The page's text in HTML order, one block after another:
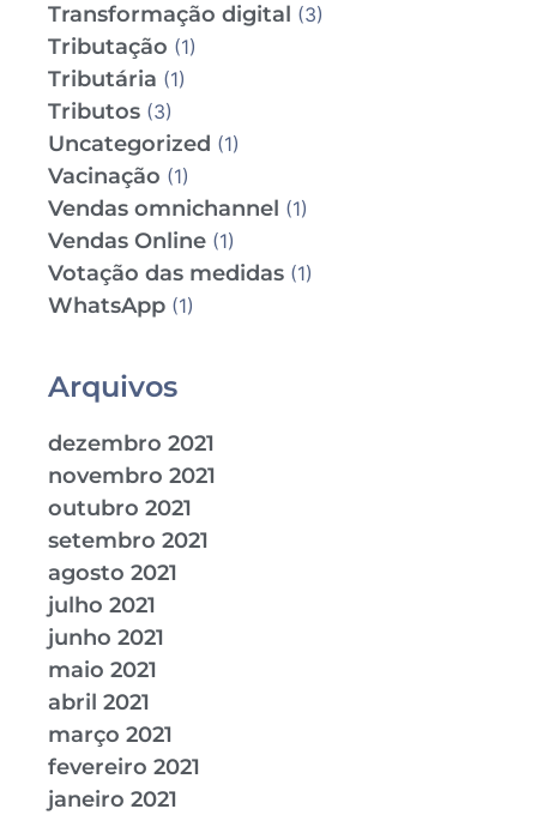
Transformação digital (3)
Tributação (1)
Tributária (1)
Tributos (3)
Uncategorized (1)
Vacinação (1)
Vendas omnichannel (1)
Vendas Online (1)
Votação das medidas (1)
WhatsApp (1)
Arquivos
dezembro 2021
novembro 2021
outubro 2021
setembro 2021
agosto 2021
julho 2021
junho 2021
maio 2021
abril 2021
março 2021
fevereiro 2021
janeiro 2021